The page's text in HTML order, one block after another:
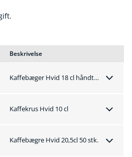
Beskrivelse
Kaffebæger Hvid 18 cl håndtag 50 st
Kaffekrus Hvid 10 cl
Kaffebægre Hvid 20,5cl 50 stk.